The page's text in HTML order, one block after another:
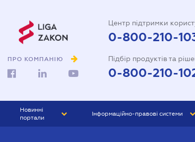
ПРО КОМПАНІЮ
Центр підтримки
0-800-210-
Підбір продуктів та
0-800-210-
Новинні
портали
Інформаційно-правові системи